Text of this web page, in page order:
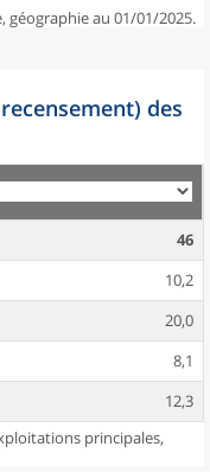
géographie au 01/01/2025.
des
46
10,2
20,0
8,1
12,3
principales,